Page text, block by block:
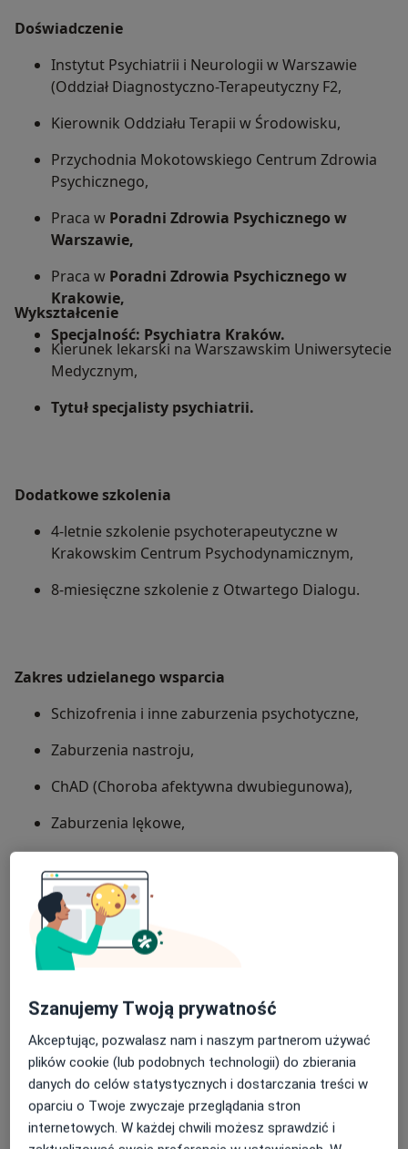
Doświadczenie
Instytut Psychiatrii i Neurologii w Warszawie
(Oddział Diagnostyczno-Terapeutyczny F2,
Kierownik Oddziału Terapii w Środowisku,
Przychodnia Mokotowskiego Centrum Zdrowia
Psychicznego,
Praca w Poradni Zdrowia Psychicznego w
Warszawie,
Praca w Poradni Zdrowia Psychicznego w
Krakowie,
Specjalność: Psychiatra Kraków.
Wykształcenie
Kierunek lekarski na Warszawskim Uniwersytecie
Medycznym,
Tytuł specjalisty psychiatrii.
Dodatkowe szkolenia
4-letnie szkolenie psychoterapeutyczne w
Krakowskim Centrum Psychodynamicznym,
8-miesięczne szkolenie z Otwartego Dialogu.
Zakres udzielanego wsparcia
Schizofrenia i inne zaburzenia psychotyczne,
Zaburzenia nastroju,
ChAD (Choroba afektywna dwubiegunowa),
Zaburzenia lękowe,
Napady paniki,
Zaburzenia obsesyjno-kompulsywne,
Zaburzenia związane ze stresem, stres,
PTSD – zespół stresu pourazowego,
Zaburzenia dysocjacyjne,
Zaburzenia psychosomatyczne,
Zaburzenia osobowości,
Posiada uprawnienia do wystawiania
Recept,
Zwolnień lekarskich ZUS ZLA,
Zaświadczeń dotyczącychstanu zdrowia,
adopcji, pozwolenia na broń,
Szanujemy Twoją prywatność
Akceptując, pozwalasz nam i naszym partnerom używać
plików cookie (lub podobnych technologii) do zbierania
danych do celów statystycznych i dostarczania treści w
oparciu o Twoje zwyczaje przeglądania stron
internetowych. W każdej chwili możesz sprawdzić i